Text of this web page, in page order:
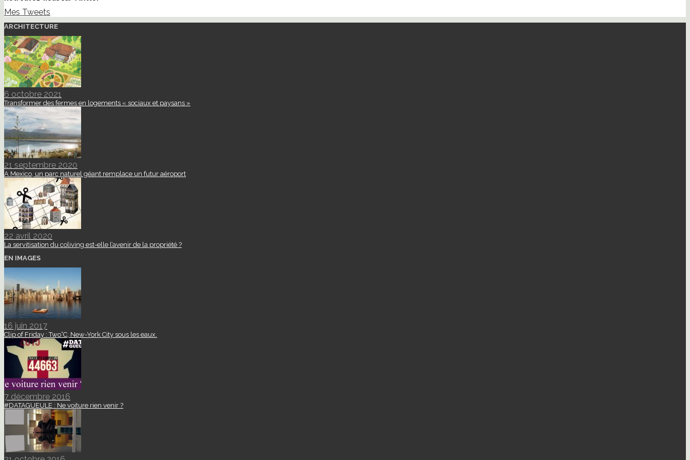
Mes Tweets
ARCHITECTURE
6 octobre 2021
Transformer des fermes en logements « sociaux et paysans »
21 septembre 2020
A Mexico, un parc naturel géant remplace un futur aéroport
22 avril 2020
La servitisation du coliving est-elle l’avenir de la propriété ?
EN IMAGES
16 juin 2017
Clip of Friday : Two°C, New-York City sous les eaux.
7 décembre 2016
#DATAGUEULE : Ne voiture rien venir ?